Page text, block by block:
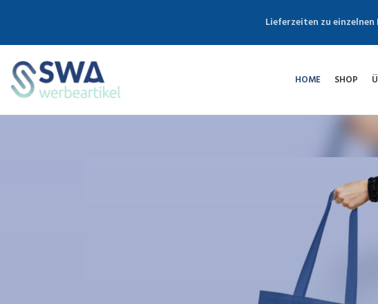
HOME SHOP
Lieferzeiten zu